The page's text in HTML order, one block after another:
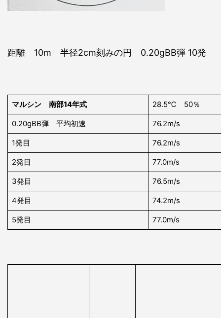
距離 10m 半径2cm刻みの円 0.20gBB弾 10発
マルシン 南部14年式 28.5℃ 50％
0.20gBB弾 平均初速 76.2m/s
1発目 76.2m/s
2発目 77.0m/s
3発目 76.5m/s
4発目 74.2m/s
5発目 77.0m/s